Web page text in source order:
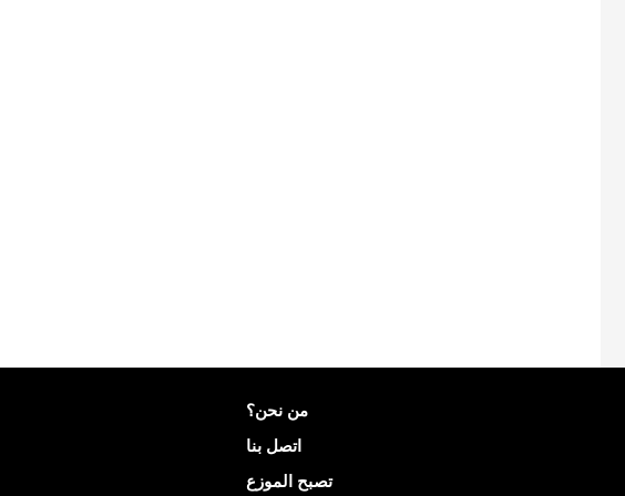
من نحن؟
اتصل بنا
تصبح الموزع